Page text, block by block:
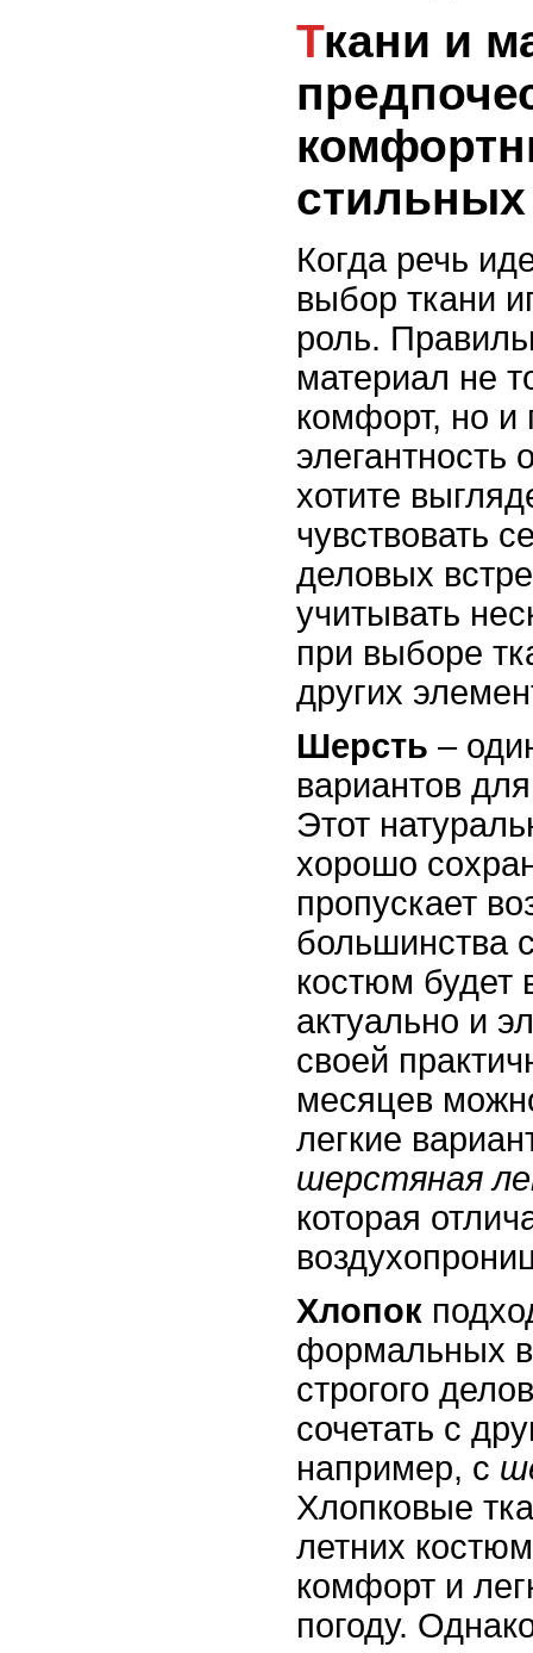
Ткани и материалы: что
Когда речь
выбор ткани
роль.
материал не
комфорт, но и
элегантность
хотите
чувствовать
деловых
учитывать
при выборе
других
Шерсть –
вариантов
Этот
хорошо
пропускает
большинства
костюм будет
актуально и
своей
месяцев
легкие
шерстяная
которая
Хлопок
формальных
строгого
сочетать с
например, с
Хлопковые
летних
комфорт и
погоду.